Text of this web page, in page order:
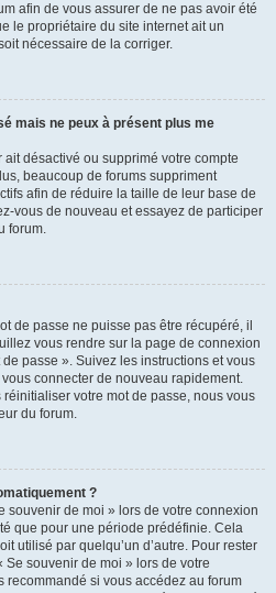
afin de vous assurer de ne pas avoir été
le propriétaire du site internet ait un
nécessaire de la corriger.
mais ne peux à présent plus me
ait désactivé ou supprimé votre compte
beaucoup de forums suppriment
afin de réduire la taille de leur base de
vous de nouveau et essayez de participer
forum.
de passe ne puisse pas être récupéré, il
vous rendre sur la page de connexion
passe ». Suivez les instructions et vous
connecter de nouveau rapidement.
votre mot de passe, nous vous
du forum.
?
souvenir de moi » lors de votre connexion
que pour une période prédéfinie. Cela
utilisé par quelqu’un d’autre. Pour rester
souvenir de moi » lors de votre
recommandé si vous accédez au forum